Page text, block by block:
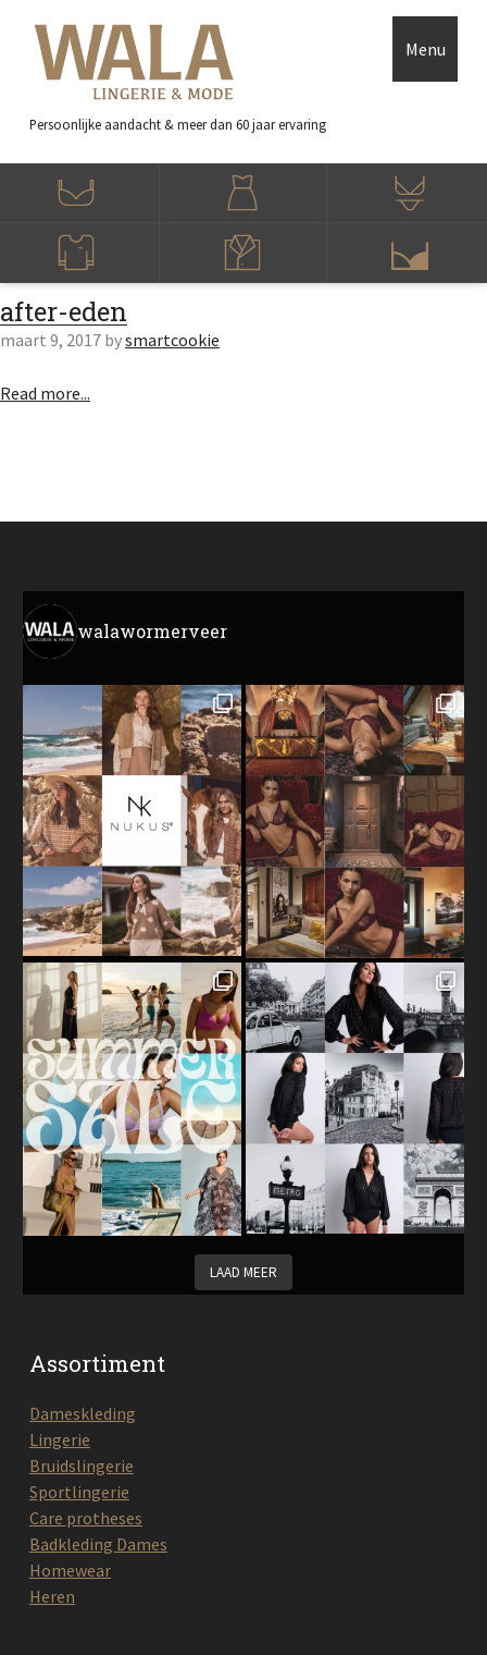
Persoonlijke aandacht & meer dan 60 jaar ervaring
Menu
after-eden
maart 9, 2017 bysmartcookie
Read more...
walawormerveer
LAAD MEER
Assortiment
Dameskleding
Lingerie
Bruidslingerie
Sportlingerie
Care protheses
Badkleding Dames
Homewear
Heren